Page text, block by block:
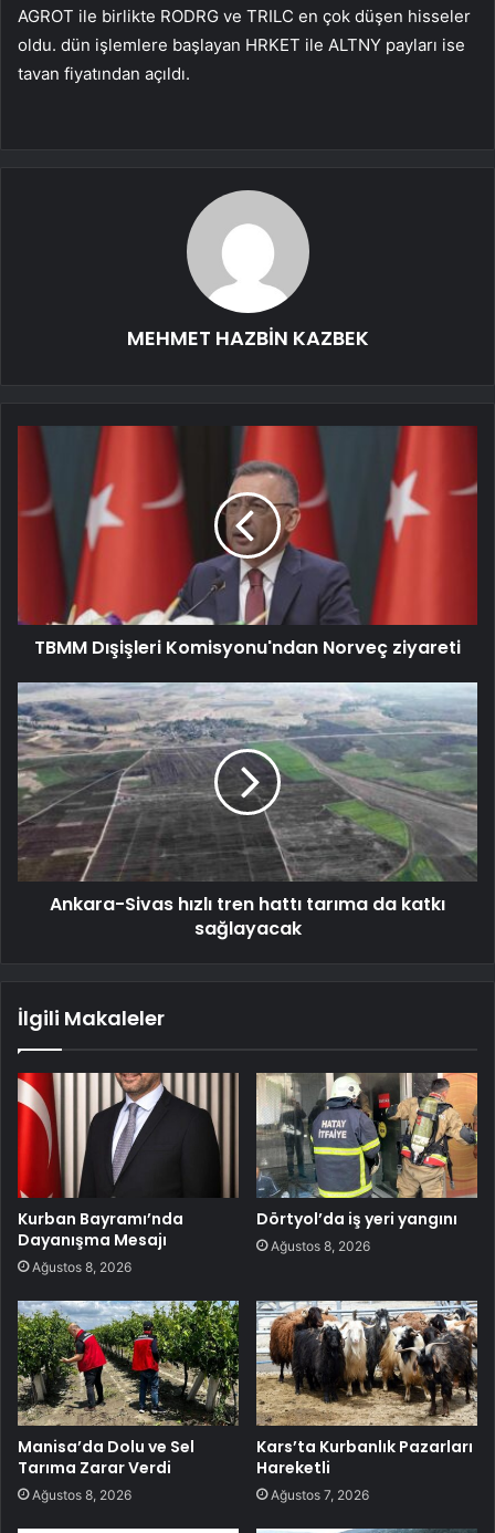
AGROT ile birlikte RODRG ve TRILC en çok düşen hisseler
oldu. dün işlemlere başlayan HRKET ile ALTNY payları ise
tavan fiyatından açıldı.
MEHMET HAZBİN KAZBEK
TBMM Dışişleri Komisyonu'ndan Norveç ziyareti
Ankara-Sivas hızlı tren hattı tarıma da katkı
sağlayacak
İlgili Makaleler
Kurban Bayramı’nda
Dayanışma Mesajı
Ağustos 8, 2026
Dörtyol’da iş yeri yangını
Ağustos 8, 2026
Manisa’da Dolu ve Sel
Tarıma Zarar Verdi
Ağustos 8, 2026
Kars’ta Kurbanlık Pazarları
Hareketli
Ağustos 7, 2026